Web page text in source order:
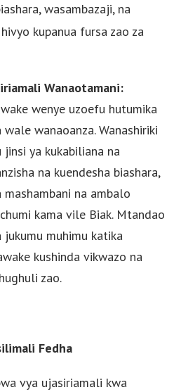
wasambazaji, na
kupanua fursa zao za
Wanaotamani:
wenye uzoefu hutumika
wanaoanza. Wanashiriki
jinsi ya kukabiliana na
na kuendesha biashara,
na ambalo
kama vile Biak. Mtandao
jukumu muhimu katika
kushinda vikwazo na
zao.
Fedha
vya ujasiriamali kwa